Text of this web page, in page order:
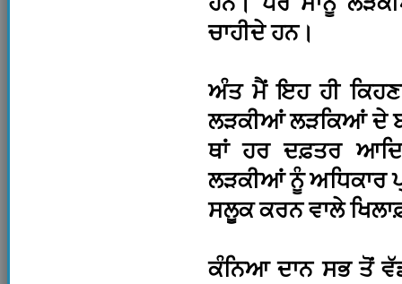
ਚਾਹੀਦੇ ਹਨ।
ਅੰਤ ਮੈਂ ਇਹ ਹੀ
ਲੜਕੀਆਂ ਲੜਕਿਆਂ ਦੇ
ਥਾਂ ਹਰ ਦਫ਼ਤਰ
ਲੜਕੀਆਂ ਨੂੰ ਅਧਿਕਾਰ
ਸਲੂਕ ਕਰਨ ਵਾਲੇ
ਕੰਨਿਆ ਦਾਨ ਸਭ ਤੋਂ